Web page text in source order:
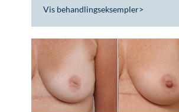
Vis behandlingseksempler>